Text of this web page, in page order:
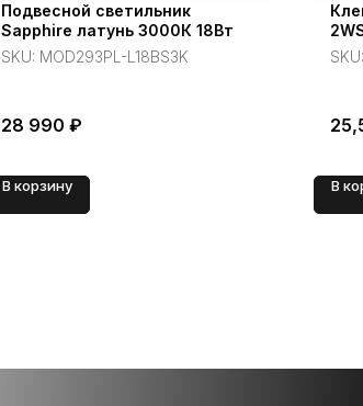
Подвесной светильник
Sapphire латунь 3000К 18Вт
SKU: MOD293PL-L18BS3K
28 990 ₽
В корзину
SKU:
В